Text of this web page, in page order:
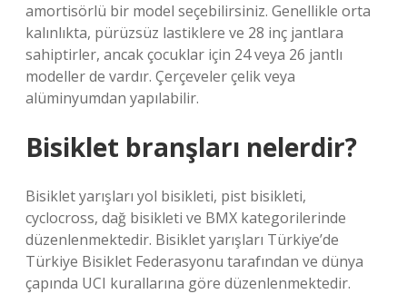
amortisörlü bir model seçebilirsiniz. Genellikle orta
kalınlıkta, pürüzsüz lastiklere ve 28 inç jantlara
sahiptirler, ancak çocuklar için 24 veya 26 jantlı
modeller de vardır. Çerçeveler çelik veya
alüminyumdan yapılabilir.
Bisiklet branşları nelerdir?
Bisiklet yarışları yol bisikleti, pist bisikleti,
cyclocross, dağ bisikleti ve BMX kategorilerinde
düzenlenmektedir. Bisiklet yarışları Türkiye’de
Türkiye Bisiklet Federasyonu tarafından ve dünya
çapında UCI kurallarına göre düzenlenmektedir.